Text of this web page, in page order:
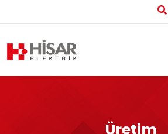
Üretim